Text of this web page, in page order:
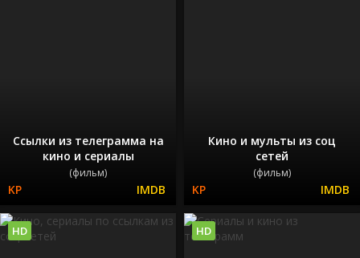
Ссылки из телеграмма на
кино и сериалы
(фильм)
Кино и мульты из соц
сетей
(фильм)
HD HD